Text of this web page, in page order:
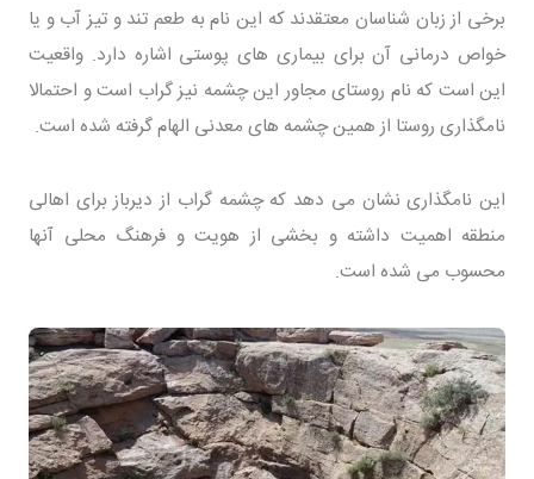
برخی از زبان شناسان معتقدند که این نام به طعم تند و تیز آب و یا
خواص درمانی آن برای بیماری های پوستی اشاره دارد. واقعیت
این است که نام روستای مجاور این چشمه نیز گراب است و احتمالا
نامگذاری روستا از همین چشمه های معدنی الهام گرفته شده است.
این نامگذاری نشان می دهد که چشمه گراب از دیرباز برای اهالی
منطقه اهمیت داشته و بخشی از هویت و فرهنگ محلی آنها
محسوب می شده است.